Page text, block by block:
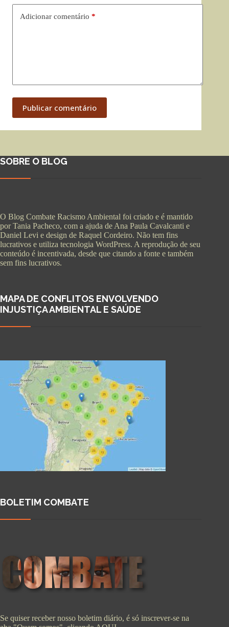
Adicionar comentário *
Publicar comentário
SOBRE O BLOG
O Blog Combate Racismo Ambiental foi criado e é mantido
por Tania Pacheco, com a ajuda de Ana Paula Cavalcanti e
Daniel Levi e design de Raquel Cordeiro. Não tem fins
lucrativos e utiliza tecnologia WordPress. A reprodução de seu
conteúdo é incentivada, desde que citando a fonte e também
sem fins lucrativos.
MAPA DE CONFLITOS ENVOLVENDO
INJUSTIÇA AMBIENTAL E SAÚDE
BOLETIM COMBATE
Se quiser receber nosso boletim diário, é só inscrever-se na